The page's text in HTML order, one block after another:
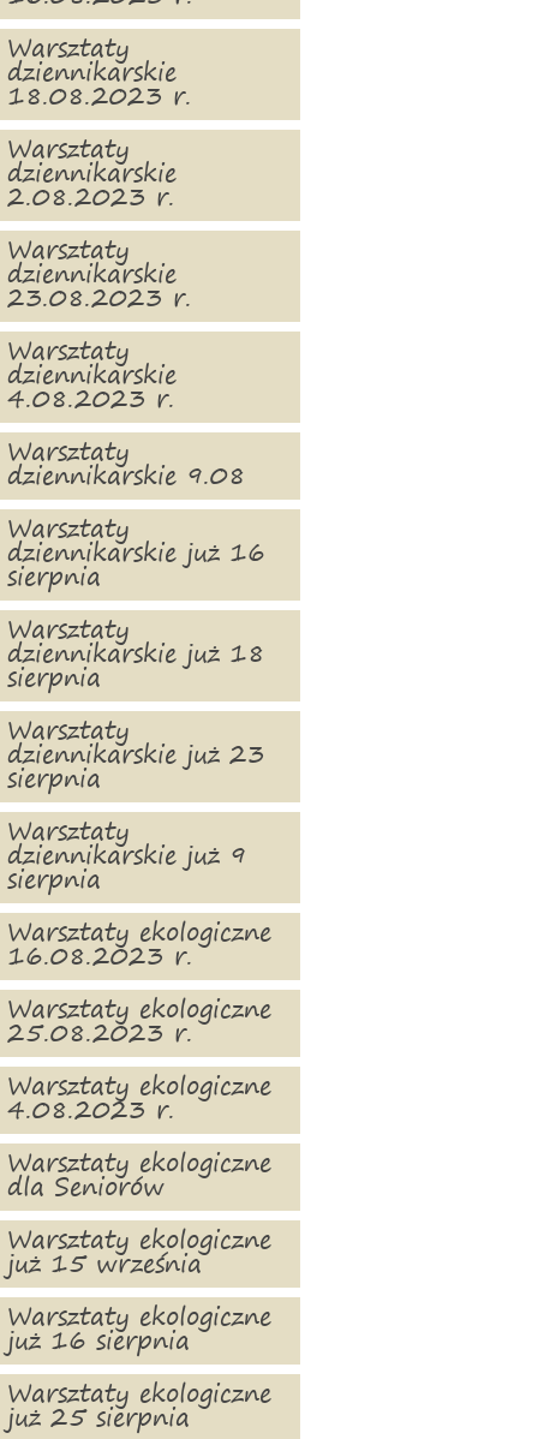
Warsztaty
dziennikarskie
18.08.2023 r.
Warsztaty
dziennikarskie
2.08.2023 r.
Warsztaty
dziennikarskie
23.08.2023 r.
Warsztaty
dziennikarskie
4.08.2023 r.
Warsztaty
dziennikarskie 9.08
Warsztaty
dziennikarskie już 16
sierpnia
Warsztaty
dziennikarskie już 18
sierpnia
Warsztaty
dziennikarskie już 23
sierpnia
Warsztaty
dziennikarskie już 9
sierpnia
Warsztaty ekologiczne
16.08.2023 r.
Warsztaty ekologiczne
25.08.2023 r.
Warsztaty ekologiczne
4.08.2023 r.
Warsztaty ekologiczne
dla Seniorów
Warsztaty ekologiczne
już 15 września
Warsztaty ekologiczne
już 16 sierpnia
Warsztaty ekologiczne
już 25 sierpnia